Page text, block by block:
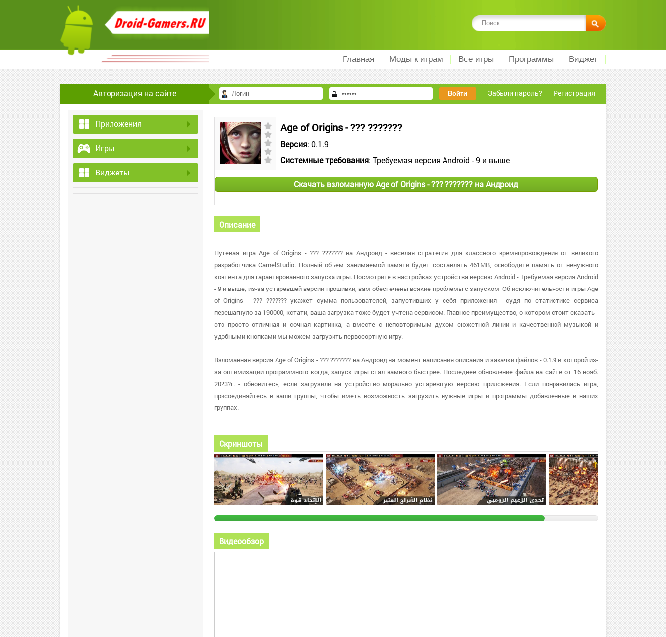
Главная Моды к играм Все игры Программы Виджет
Авторизация на сайте Забыли пароль? Регистрация
Приложения
Игры
Виджеты
Age of Origins - ??? ???????
Версия: 0.1.9
Системные требования: Требуемая версия Android - 9 и выше
Скачать взломанную Age of Origins - ??? ??????? на Андроид
Описание
Путевая игра Age of Origins - ??? ??????? на Андроид - веселая стратегия для классного времяпровождения от великого
разработчика CamelStudio. Полный объем занимаемой памяти будет составлять 461MB, освободите память от ненужного
контента для гарантированного запуска игры. Посмотрите в настройках устройства версию Android - Требуемая версия Android
- 9 и выше, из-за устаревшей версии прошивки, вам обеспечены всякие проблемы с запуском. Об исключительности игры Age
of Origins - ??? ??????? укажет сумма пользователей, запустивших у себя приложения - судя по статистике сервиса
перешагнуло за 190000, кстати, ваша загрузка тоже будет учтена сервисом. Главное преимущество, о котором стоит сказать -
это просто отличная и сочная картинка, а вместе с неповторимым духом сюжетной линии и качественной музыкой и
удобными кнопками мы можем загрузить первосортную игру.
Взломанная версия Age of Origins - ??? ??????? на Андроид на момент написания описания и закачки файлов - 0.1.9 в которой из-
за оптимизации программного когда, запуск игры стал намного быстрее. Последнее обновление файла на сайте от 16 нояб.
2023?г. - обновитесь, если загрузили на устройство морально устаревшую версию приложения. Если понравилась игра,
присоединяйтесь в наши группы, чтобы иметь возможность загрузить нужные игры и программы добавленные в наших
группах.
Скриншоты
Видеообзор